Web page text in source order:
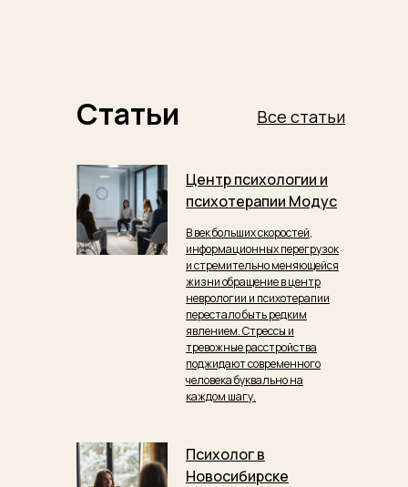
В век больших скоростей,
информационных перегрузок
и стремительно меняющейся
жизни обращение в центр
неврологии и психотерапии
перестало быть редким
явлением. Стрессы и
тревожные расстройства
поджидают современного
человека буквально на
каждом шагу.
Центр психологии и
психотерапии Модус
Психолог в
Новосибирске
Статьи Все статьи